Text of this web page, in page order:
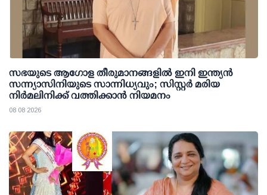
സഭയുടെ ആഗോള തീരുമാനങ്ങളിൽ ഇനി ഇന്ത്യൻ
സന്ന്യാസിനിയുടെ സാന്നിധ്യവും; സിസ്റ്റർ മരിയ
നിർമലിനിക്ക് വത്തിക്കാൻ നിയമനം
08 08 2026